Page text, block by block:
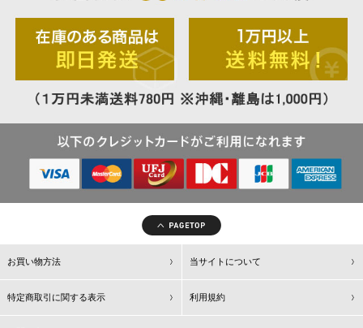
お買い物方法 当サイトについて
特定商取引に関する表示 利用規約